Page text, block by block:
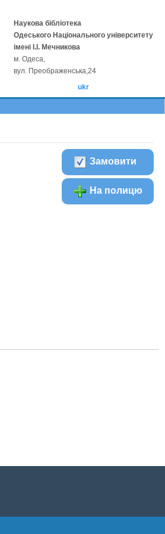
Наукова бібліотека
Одеського Національного університету
імені І.І. Мечникова
м. Одеса,
вул. Преображенська,24
ukr
Замовити
На полицю